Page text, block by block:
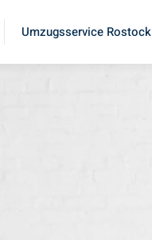
Umzugsservice Rostock